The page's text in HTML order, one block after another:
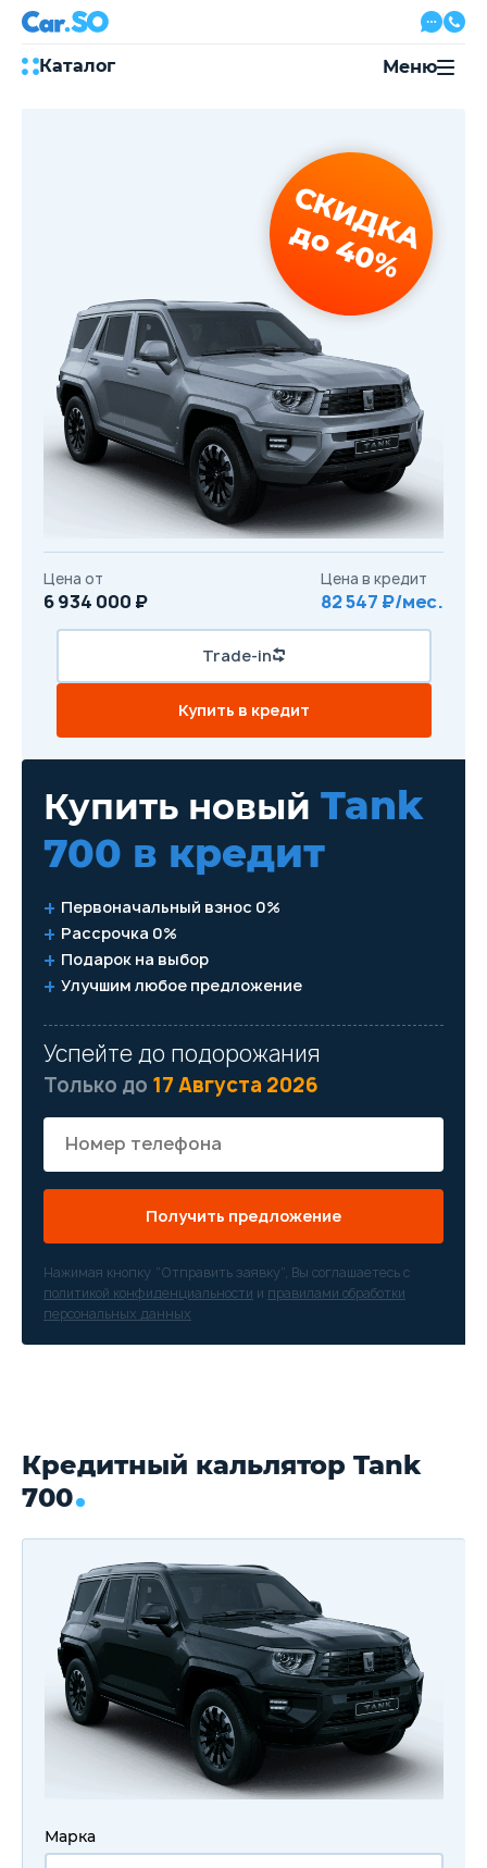
Каталог
8 800 500-03-23
с 08:00 по 20:00, без выходных
Привольная улица, 2, к5
Перезвоните мне
Меню
Купить новый Tank
700 в кредит
Первоначальный взнос 0%
Рассрочка 0%
Подарок на выбор
Улучшим любое предложение
Успейте до подорожания
Только до 17 Августа 2026
Получить предложение
Нажимая кнопку “Отправить заявку”, Вы соглашаетесь с
политикой конфиденциальности и правилами обработки
персональных данных
СКИДКА
до 40%
Цена от
6 934 000 ₽
Цена в кредит
82 547 ₽/мес.
Trade-in
Купить в кредит
Кредитный кальлятор Tank
700
Марка